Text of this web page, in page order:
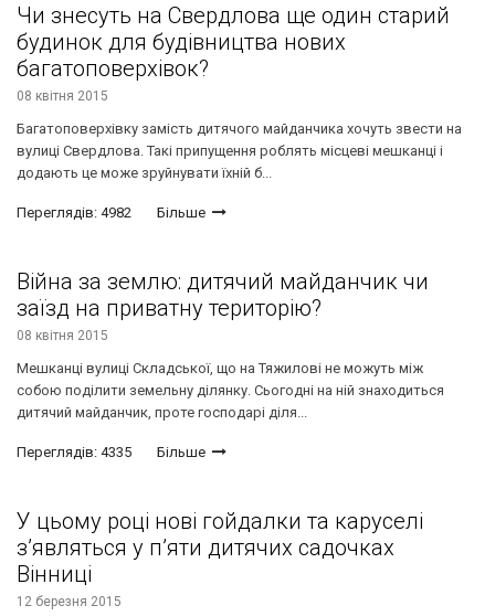
Чи знесуть на Свердлова ще один старий
будинок для будівництва нових
багатоповерхівок?
08 квітня 2015
Багатоповерхівку замість дитячого майданчика хочуть звести на
вулиці Свердлова. Такі припущення роблять місцеві мешканці і
додають це може зруйнувати їхній б...
Переглядів: 4982 Більше
Війна за землю: дитячий майданчик чи
заїзд на приватну територію?
08 квітня 2015
Мешканці вулиці Складської, що на Тяжилові не можуть між
собою поділити земельну ділянку. Сьогодні на ній знаходиться
дитячий майданчик, проте господарі діля...
Переглядів: 4335 Більше
У цьому році нові гойдалки та каруселі
з’являться у п’яти дитячих садочках
Вінниці
12 березня 2015